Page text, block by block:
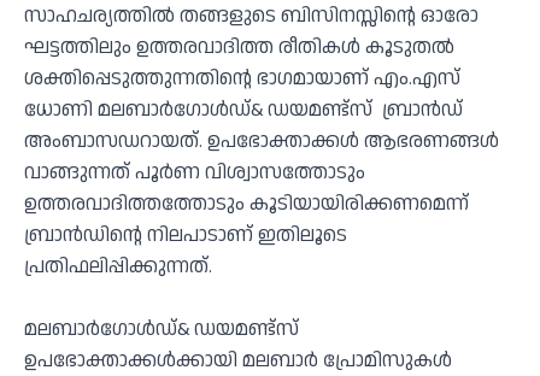
സാഹചര്യത്തില്‍ തങ്ങളുടെ ബിസിനസ്സിന്റെ ഓരോ
ഘട്ടത്തിലും ഉത്തരവാദിത്ത രീതികള്‍ കൂടുതല്‍
ശക്തിപ്പെടുത്തുന്നതിന്റെ ഭാഗമായാണ് എം.എസ്
ധോണി മലബാര്‍ഗോള്‍ഡ്& ഡയമണ്ട്‌സ് ബ്രാന്‍ഡ്
അംബാസഡറായത്. ഉപഭോക്താക്കള്‍ ആഭരണങ്ങള്‍
വാങ്ങുന്നത് പൂര്‍ണ വിശ്വാസത്തോടും
ഉത്തരവാദിത്തത്തോടും കൂടിയായിരിക്കണമെന്ന്
ബ്രാന്‍ഡിന്റെ നിലപാടാണ് ഇതിലൂടെ
പ്രതിഫലിപ്പിക്കുന്നത്.
മലബാര്‍ഗോള്‍ഡ്& ഡയമണ്ട്‌സ്
ഉപഭോക്താക്കള്‍ക്കായി മലബാര്‍ പ്രോമിസുകള്‍